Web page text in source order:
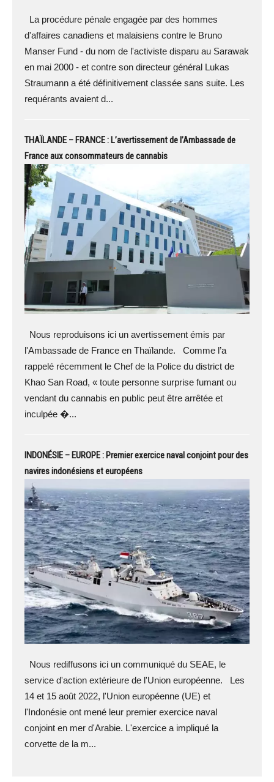
La procédure pénale engagée par des hommes
d'affaires canadiens et malaisiens contre le Bruno
Manser Fund - du nom de l'activiste disparu au Sarawak
en mai 2000 - et contre son directeur général Lukas
Straumann a été définitivement classée sans suite. Les
requérants avaient d...
THAÏLANDE – FRANCE : L’avertissement de l’Ambassade de
France aux consommateurs de cannabis
Nous reproduisons ici un avertissement émis par
l'Ambassade de France en Thaïlande. Comme l’a
rappelé récemment le Chef de la Police du district de
Khao San Road, « toute personne surprise fumant ou
vendant du cannabis en public peut être arrêtée et
inculpée �...
INDONÉSIE – EUROPE : Premier exercice naval conjoint pour des
navires indonésiens et européens
Nous rediffusons ici un communiqué du SEAE, le
service d'action extérieure de l'Union européenne. Les
14 et 15 août 2022, l'Union européenne (UE) et
l'Indonésie ont mené leur premier exercice naval
conjoint en mer d'Arabie. L'exercice a impliqué la
corvette de la m...